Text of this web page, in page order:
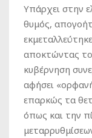
Υπάρχει στην
θυμός,
αποκτώντας
κυβέρνηση
αφήσει
επαρκώς τα
όπως και την